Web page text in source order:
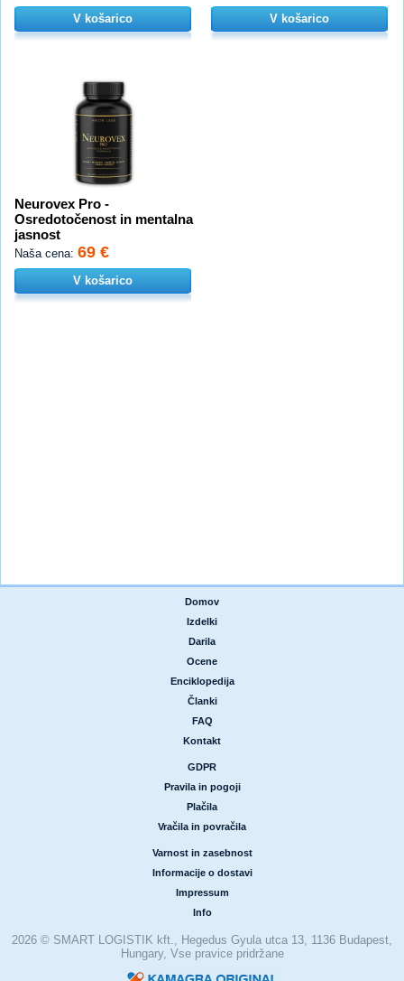
V košarico V košarico
Neurovex Pro -
Osredotočenost in mentalna
jasnost
Naša cena: 69 €
V košarico
Domov
Izdelki
Darila
Ocene
Enciklopedija
Članki
FAQ
Kontakt
GDPR
Pravila in pogoji
Plačila
Vračila in povračila
Varnost in zasebnost
Informacije o dostavi
Impressum
Info
2026 © SMART LOGISTIK kft., Hegedus Gyula utca 13, 1136 Budapest,
Hungary, Vse pravice pridržane